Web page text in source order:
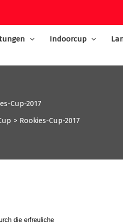
Indoorcup
Cup-2017
Rookies-Cup-2017
die erfreuliche